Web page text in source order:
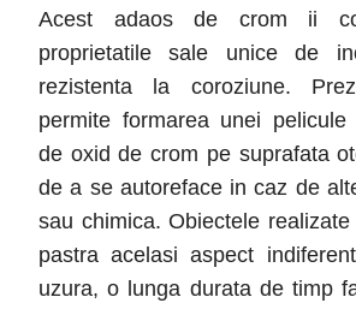
Acest adaos de crom ii
proprietatile sale unice de
rezistenta la coroziune.
permite formarea unei pelicule
de oxid de crom pe suprafata
de a se autoreface in caz de
sau chimica. Obiectele
pastra acelasi aspect
uzura, o lunga durata de timp